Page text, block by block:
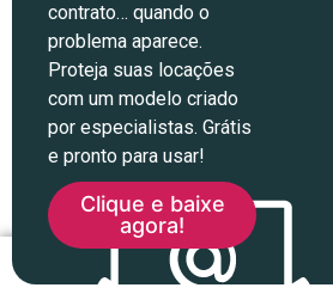
contrato… quando o
problema aparece.
Proteja suas locações
com um modelo criado
por especialistas. Grátis
e pronto para usar!
Clique e baixe
agora!